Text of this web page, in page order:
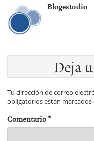
Blogestudio
Deja
Tu dirección de correo
obligatorios están marcados
Comentario*